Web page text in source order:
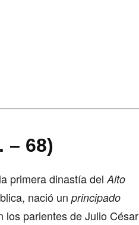
– 68)
primera dinastía del Alto
nació un principado
los parientes de Julio César